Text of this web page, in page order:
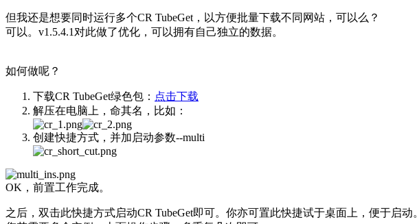
但我还是想要同时运行多个CR TubeGet，以方便批量下载不同网站，可以么？
可以。v1.5.4.1对此做了优化，可以拥有自己独立的数据。
如何做呢？
下载CR TubeGet绿色包： 点击下载
解压在电脑上，命其名，比如：
创建快捷方式，并加启动参数--multi
OK，前置工作完成。
之后，双击此快捷方式启动CR TubeGet即可。你亦可置此快捷试于桌面上，便于启动。